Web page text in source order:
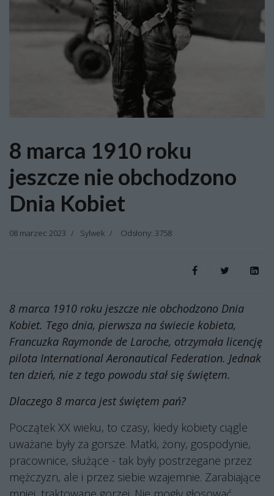
8 marca 1910 roku
jeszcze nie obchodzono
Dnia Kobiet
08 marzec 2023 Sylwek Odsłony: 3758
8 marca 1910 roku jeszcze nie obchodzono Dnia
Kobiet. Tego dnia, pierwsza na świecie kobieta,
Francuzka Raymonde de Laroche, otrzymała licencję
pilota International Aeronautical Federation. Jednak
ten dzień, nie z tego powodu stał się świętem.
Dlaczego 8 marca jest świętem pań?
Początek XX wieku, to czasy, kiedy kobiety ciągle
uważane były za gorsze. Matki, żony, gospodynie,
pracownice, służące - tak były postrzegane przez
mężczyzn, ale i przez siebie wzajemnie. Zarabiające